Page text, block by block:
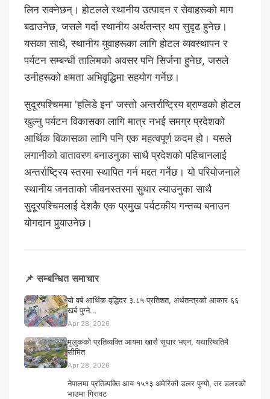
लिन सक्नेछन्। होटलले स्थानीय उत्पादन र सेवाहरूको माग
बढाउनेछ, जसले गर्दा स्थानीय अर्थतन्त्र थप सुदृढ हुनेछ।
यसका साथै, स्थानीय युवाहरूका लागि होटल व्यवस्थापन र
पर्यटन सम्बन्धी तालिमको अवसर पनि सिर्जना हुनेछ, जसले
उनीहरूको क्षमता अभिवृद्धिमा सहयोग गर्नेछ।
सुदूरपश्चिममा 'हलिडे इन' जस्तो अन्तर्राष्ट्रिय ब्राण्डको होटल
खुल्नु पर्यटन विकासका लागि मात्र नभई समग्र प्रदेशको
आर्थिक विकासका लागि पनि एक महत्वपूर्ण कदम हो। यसले
लगानीको वातावरण बनाउनुका साथै प्रदेशको पहिचानलाई
अन्तर्राष्ट्रिय स्तरमा स्थापित गर्न मद्दत गर्नेछ। यो परियोजनाले
स्थानीय जनताको जीवनस्तरमा सुधार ल्याउनुका साथै
सुदूरपश्चिमलाई देशकै एक प्रमुख पर्यटकीय गन्तव्य बनाउन
योगदान पुर्‍याउनेछ।
📌 सम्बन्धित समाचार
यो वर्ष आर्थिक वृद्धिदर ३.८५ प्रतिशत, अर्थतन्त्रको आकार ६६
खर्ब पुग्ने…
Apr 28, 2026
मुलुकको प्रतिव्यक्ति आयमा खासै सुधार भएन, यथास्थितिमै
सीमित
Apr 28, 2026
नेपालमा प्रतिव्यक्ति आय १५१३ अमेरिकी डलर पुग्यो, तर डलरको
भाउमा गिरावट